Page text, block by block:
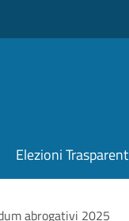
Elezioni
abrogativi 2025